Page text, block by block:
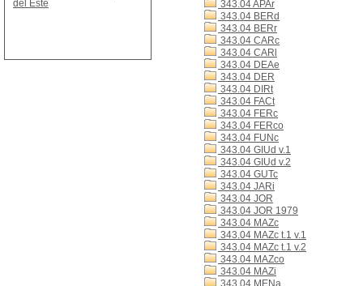
343.04 APAr
343.04 BERd
343.04 BERr
343.04 CARc
343.04 CARl
343.04 DEAe
343.04 DER
343.04 DIRt
343.04 FACt
343.04 FERc
343.04 FERco
343.04 FUNc
343.04 GIUd v.1
343.04 GIUd v.2
343.04 GUTc
343.04 JARi
343.04 JOR
343.04 JOR 1979
343.04 MAZc
343.04 MAZc t.1 v.1
343.04 MAZc t.1 v.2
343.04 MAZco
343.04 MAZi
343.04 MENa
del Este